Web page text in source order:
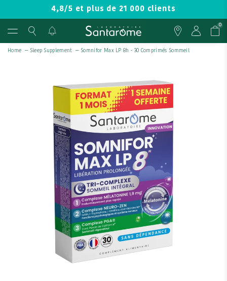
4,8/5 et plus de 21 000 clients
0
Home — Sleep Supplement — Somnifor Max LP 8h - 30 Comprimés Sommeil